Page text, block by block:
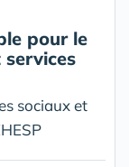
pour le
sociaux et